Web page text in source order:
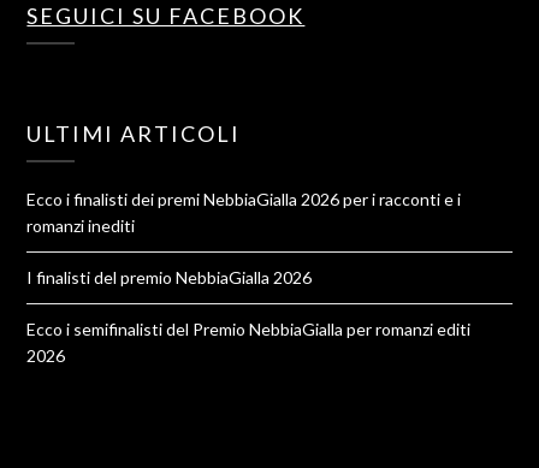
SEGUICI SU FACEBOOK
ULTIMI ARTICOLI
Ecco i finalisti dei premi NebbiaGialla 2026 per i racconti e i
romanzi inediti
I finalisti del premio NebbiaGialla 2026
Ecco i semifinalisti del Premio NebbiaGialla per romanzi editi
2026